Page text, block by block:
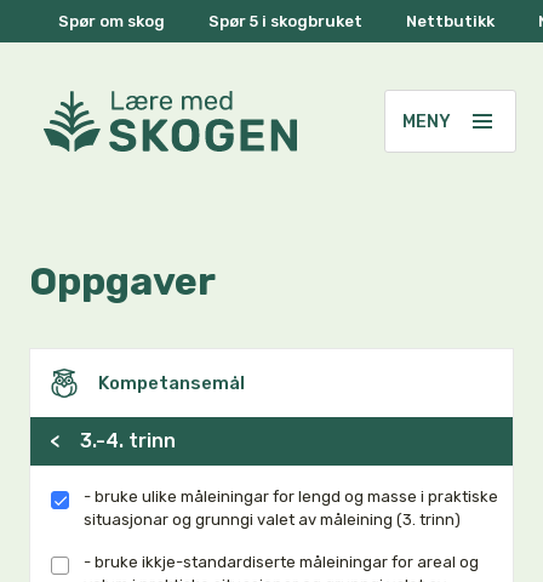
Spør om skog Spør 5 i skogbruket Nettbutikk
Oppgaver
Kompetansemål
< 3.-4. trinn
- bruke ulike måleiningar for lengd og masse i praktiske
situasjonar og grunngi valet av måleining (3. trinn)
- bruke ikkje-standardiserte måleiningar for areal og